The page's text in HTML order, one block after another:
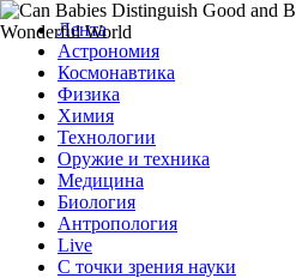
Лента
Астрономия
Космонавтика
Физика
Химия
Технологии
Оружие и техника
Медицина
Биология
Антропология
Live
С точки зрения науки